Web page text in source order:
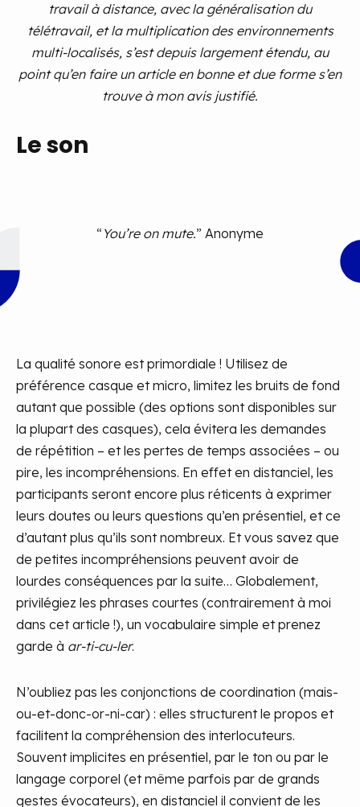
travail à distance, avec la généralisation du
télétravail, et la multiplication des environnements
multi-localisés, s’est depuis largement étendu, au
point qu’en faire un article en bonne et due forme s’en
trouve à mon avis justifié.
Le son
“ You’re on mute.” Anonyme
La qualité sonore est primordiale ! Utilisez de
préférence casque et micro, limitez les bruits de fond
autant que possible (des options sont disponibles sur
la plupart des casques), cela évitera les demandes
de répétition – et les pertes de temps associées – ou
pire, les incompréhensions. En effet en distanciel, les
participants seront encore plus réticents à exprimer
leurs doutes ou leurs questions qu’en présentiel, et ce
d’autant plus qu’ils sont nombreux. Et vous savez que
de petites incompréhensions peuvent avoir de
lourdes conséquences par la suite… Globalement,
privilégiez les phrases courtes (contrairement à moi
dans cet article !), un vocabulaire simple et prenez
garde à ar-ti-cu-ler.
N’oubliez pas les conjonctions de coordination (mais-
ou-et-donc-or-ni-car) : elles structurent le propos et
facilitent la compréhension des interlocuteurs.
Souvent implicites en présentiel, par le ton ou par le
langage corporel (et même parfois par de grands
gestes évocateurs), en distanciel il convient de les